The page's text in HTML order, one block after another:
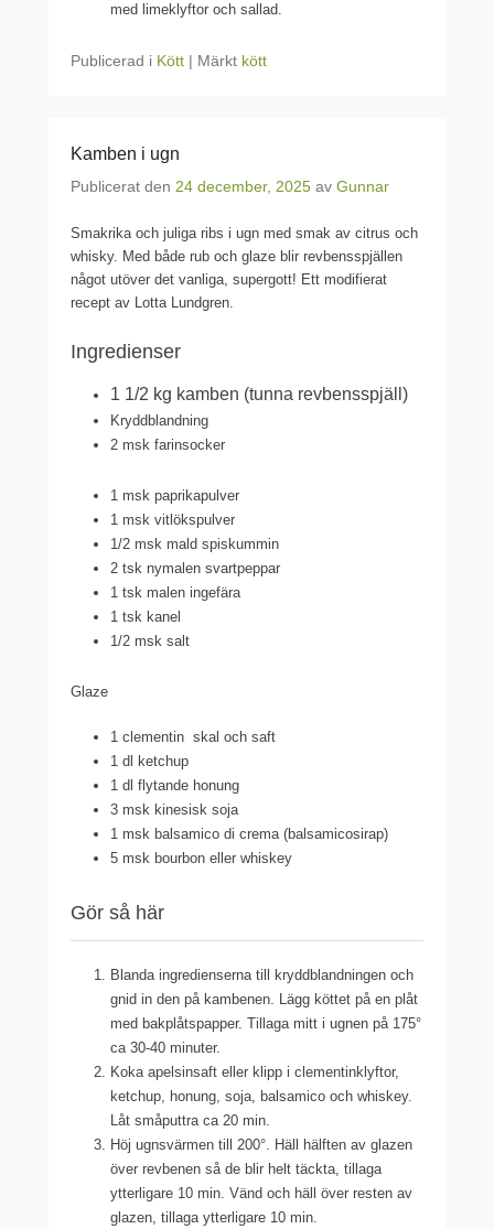
med limeklyftor och sallad.
Publicerad i Kött | Märkt kött
Kamben i ugn
Publicerat den 24 december, 2025 av Gunnar
Smakrika och juliga ribs i ugn med smak av citrus och
whisky. Med både rub och glaze blir revbensspjällen
något utöver det vanliga, supergott! Ett modifierat
recept av Lotta Lundgren.
Ingredienser
1 1/2 kg kamben (tunna revbensspjäll)
Kryddblandning
2 msk farinsocker
1 msk paprikapulver
1 msk vitlökspulver
1/2 msk mald spiskummin
2 tsk nymalen svartpeppar
1 tsk malen ingefära
1 tsk kanel
1/2 msk salt
Glaze
1 clementin skal och saft
1 dl
ketchup
1 dl flytande honung
3 msk kinesisk soja
1 msk balsamico di crema (balsamicosirap)
5 msk bourbon eller whiskey
Gör så här
Blanda ingredienserna till kryddblandningen och
gnid in den på kambenen. Lägg köttet på en plåt
med bakplåtspapper. Tillaga mitt i ugnen på 175°
ca 30-40 minuter.
Koka apelsinsaft eller klipp i clementinklyftor,
ketchup, honung, soja, balsamico och whiskey.
Låt småputtra ca 20 min.
Höj ugnsvärmen till 200°. Häll hälften av glazen
över revbenen så de blir helt täckta, tillaga
ytterligare 10 min. Vänd och häll över resten av
glazen, tillaga ytterligare 10 min.